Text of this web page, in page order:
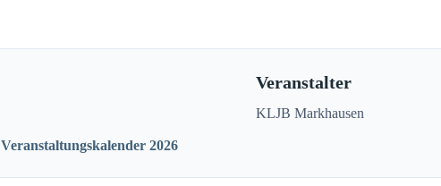
Veranstaltungskalender 2026
Veranstalter
KLJB Markhausen